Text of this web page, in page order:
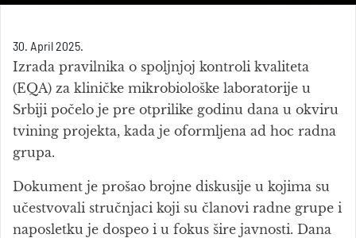
30. April 2025.
Izrada pravilnika o spoljnjoj kontroli kvaliteta
(EQA) za kliničke mikrobiološke laboratorije u
Srbiji počelo je pre otprilike godinu dana u okviru
tvining projekta, kada je oformljena ad hoc radna
grupa.
Dokument je prošao brojne diskusije u kojima su
učestvovali stručnjaci koji su članovi radne grupe i
naposletku je dospeo i u fokus šire javnosti. Dana